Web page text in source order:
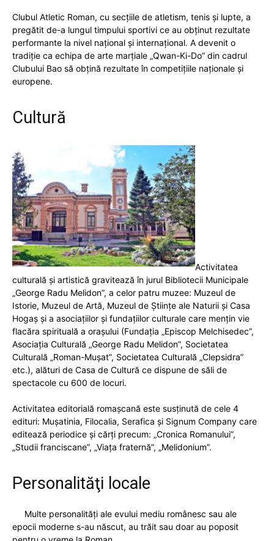
Clubul Atletic Roman, cu secţiile de atletism, tenis şi lupte, a
pregătit de-a lungul timpului sportivi ce au obţinut rezultate
performante la nivel naţional şi internaţional. A devenit o
tradiţie ca echipa de arte marţiale „Qwan-Ki-Do” din cadrul
Clubului Bao să obţină rezultate în competiţiile naţionale şi
europene.
Cultură
Activitatea
culturală şi artistică gravitează în jurul Bibliotecii Municipale
„George Radu Melidon”, a celor patru muzee: Muzeul de
Istorie, Muzeul de Artă, Muzeul de Ştiinţe ale Naturii și Casa
Hogaș și a asociațiilor și fundațiilor culturale care menţin vie
flacăra spirituală a oraşului (Fundaţia „Episcop Melchisedec”,
Asociaţia Culturală „George Radu Melidon”, Societatea
Culturală „Roman-Muşat”, Societatea Culturală „Clepsidra”
etc.), alături de Casa de Cultură ce dispune de săli de
spectacole cu 600 de locuri.
Activitatea editorială romaşcană este susţinută de cele 4
edituri: Muşatinia, Filocalia, Serafica şi Signum Company care
editează periodice şi cărţi precum: „Cronica Romanului”,
„Studii franciscane”, „Viaţa fraternă”, „Melidonium”.
Personalităţi locale
Multe personalităţi ale evului mediu românesc sau ale
epocii moderne s-au născut, au trăit sau doar au poposit